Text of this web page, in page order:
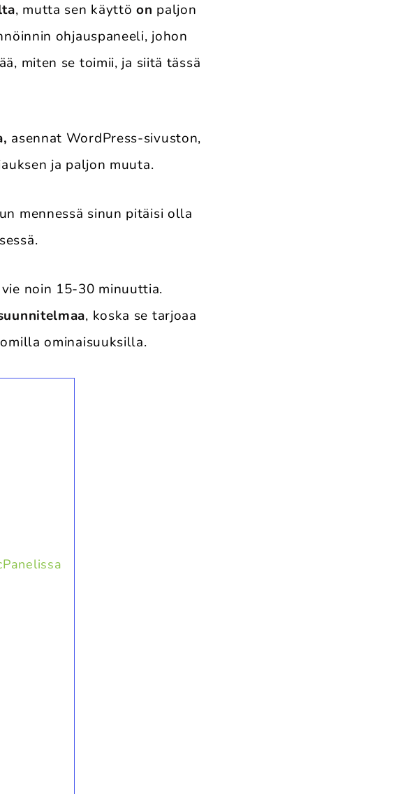
, mutta sen käyttöon paljon
ohjauspaneeli, johon
miten se toimii, ja siitä tässä
asennat WordPress-sivuston,
ja paljon muuta.
mennessä sinun pitäisi olla
vie noin 15-30 minuuttia.
, koska se tarjoaa
ominaisuuksilla.